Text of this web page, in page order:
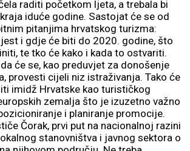
raditi početkom ljeta, a trebala bi
iduće godine. Sastojat će se od
pitanjima hrvatskog turizma:
i gdje će biti do 2020. godine, što
te tko će kako i kada to ostvariti.
će se, kao preduvjet za donošenje
provesti cijeli niz istraživanja. Tako će
imidž Hrvatske kao turističkog
zemalja što je izuzetno važno
i planiranje promocije.
Čorak, prvi put na nacionalnoj razini
stanovništva i javnog sektora o